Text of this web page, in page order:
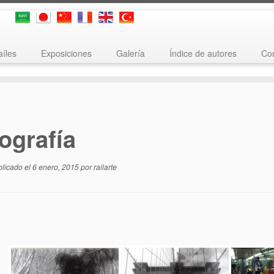
Exposiciones Galería Índice de autores
el6 enero, 2015porrailarte